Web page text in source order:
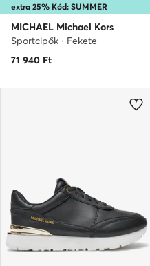
extra 25% Kód: SUMMER
MICHAEL Michael Kors
Sportcipők · Fekete
71 940 Ft